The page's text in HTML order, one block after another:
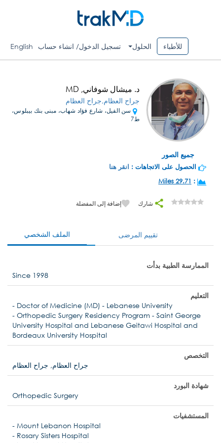
للأطباء الحلول تسجيل الدخول/ انشاء حساب English
جميع الصور
د. ميشال شوفاني, MD
جراح العظام,جراح العظام
سن الفيل، شارع فؤاد شهاب، مبنى بنك بيبلوس،
ط7
الحصول على الاتجاهات : انقر هنا
:
29.71 Miles
شارك إضافة إلى المفضلة
الملف الشخصي تقييم المرضى
الممارسة الطبية بدأت
Since 1998
التعليم
- Doctor of Medicine (MD) - Lebanese University
- Orthopedic Surgery Residency Program - Saint George
University Hospital and Lebanese Geitawi Hospital and
Bordeaux University Hospital
التخصص
جراح العظام, جراح العظام
شهادة البورد
Orthopedic Surgery
المستشفيات
- Mount Lebanon Hospital
- Rosary Sisters Hospital